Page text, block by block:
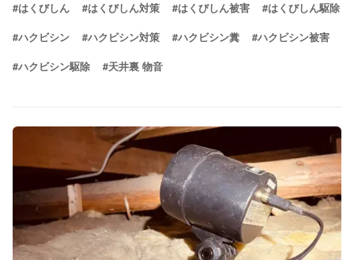
#はくびしん #はくびしん対策 #はくびしん被害 #はくびしん駆除
#ハクビシン #ハクビシン対策 #ハクビシン糞 #ハクビシン被害
#ハクビシン駆除 #天井裏 物音